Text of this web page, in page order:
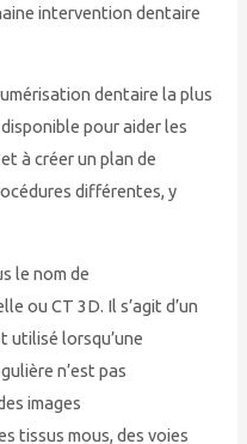
intervention dentaire
dentaire la plus
pour aider les
à créer un plan de
différentes, y
le nom de
ou CT 3D. Il s’agit d’un
utilisé lorsqu’une
n’est pas
images
tissus mous, des voies